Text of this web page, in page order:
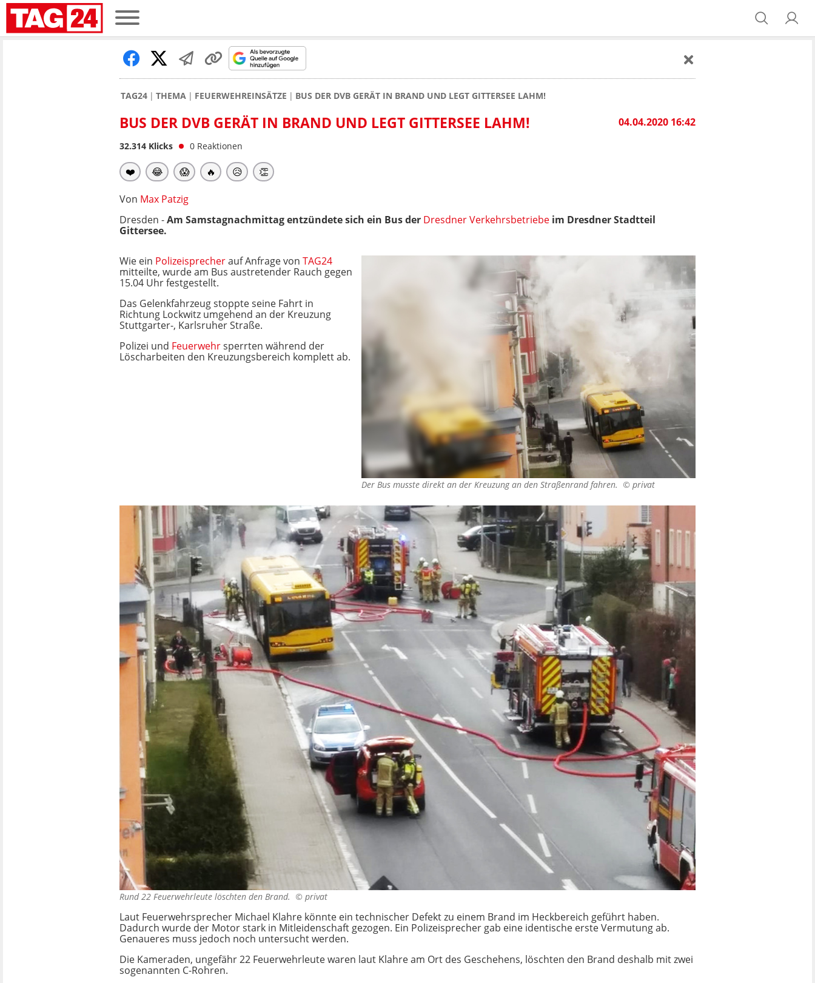
TAG24 THEMA FEUERWEHREINSÄTZE BUS DER DVB GERÄT IN BRAND UND LEGT GITTERSEE LAHM!
04.04.2020 16:42
BUS DER DVB GERÄT IN BRAND UND LEGT GITTERSEE LAHM!
32.314 Klicks 0 Reaktionen
❤️ 😂 😱 🔥 😥 👏
Von Max Patzig
Dresden -Am Samstagnachmittag entzündete sich ein Bus der Dresdner Verkehrsbetriebe im Dresdner Stadtteil
Gittersee.
Der Bus musste direkt an der Kreuzung an den Straßenrand fahren. © privat
Wie ein Polizeisprecherauf Anfrage von TAG24
mitteilte, wurde am Bus austretender Rauch gegen
15.04 Uhr festgestellt.
Das Gelenkfahrzeug stoppte seine Fahrt in
Richtung Lockwitz umgehend an der Kreuzung
Stuttgarter-, Karlsruher Straße.
Polizei und Feuerwehrsperrten während der
Löscharbeiten den Kreuzungsbereich komplett ab.
Rund 22 Feuerwehrleute löschten den Brand. © privat
Laut Feuerwehrsprecher Michael Klahre könnte ein technischer Defekt zu einem Brand im Heckbereich geführt haben.
Dadurch wurde der Motor stark in Mitleidenschaft gezogen. Ein Polizeisprecher gab eine identische erste Vermutung ab.
Genaueres muss jedoch noch untersucht werden.
Die Kameraden, ungefähr 22 Feuerwehrleute waren laut Klahre am Ort des Geschehens, löschten den Brand deshalb mit zwei
sogenannten C-Rohren.